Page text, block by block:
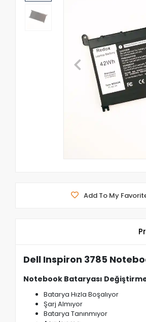
Add To My
Dell Inspiron 3785
Notebook Bataryası
Batarya Hızla Boşalıyor
Şarj Almıyor
Batarya Tanınmıyor